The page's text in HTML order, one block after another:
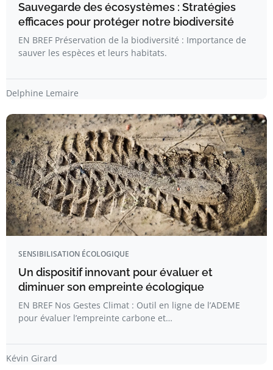
Sauvegarde des écosystèmes : Stratégies
efficaces pour protéger notre biodiversité
EN BREF Préservation de la biodiversité : Importance de
sauver les espèces et leurs habitats.
Delphine Lemaire
SENSIBILISATION ÉCOLOGIQUE
Un dispositif innovant pour évaluer et
diminuer son empreinte écologique
EN BREF Nos Gestes Climat : Outil en ligne de l’ADEME
pour évaluer l’empreinte carbone et…
Kévin Girard